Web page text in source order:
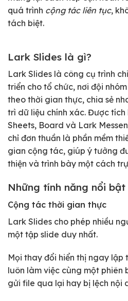
quá trình cộng tác liên tục,
tách biệt.
Lark Slides là gì?
Lark Slides là công cụ trình
triển cho tổ chức, nơi đội
theo thời gian thực, chia sẻ
trì dữ liệu chính xác. Được
Sheets, Board và Lark
chỉ đơn thuần là phần mềm
gian cộng tác, giúp ý tưởng
thiện và trình bày một cách
Những tính năng nổi
Cộng tác thời gian thực
Lark Slides cho phép nhiều
một tập slide duy nhất.
Mọi thay đổi hiển thị ngay lập
luôn làm việc cùng một phiên
gửi file qua lại hay bị lệch nội